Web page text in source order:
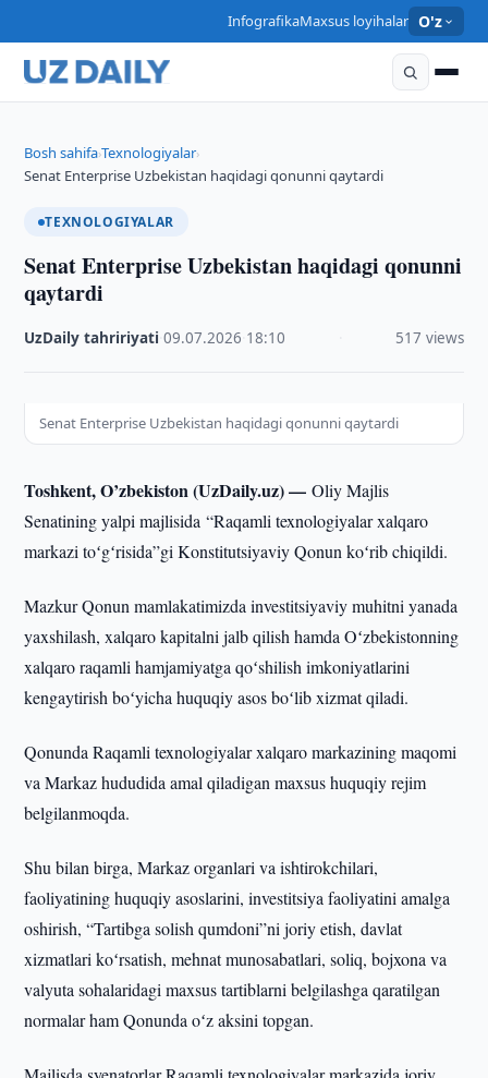
InfografikaMaxsus loyihalar O'z
Bosh sahifa›Texnologiyalar›
Senat Enterprise Uzbekistan haqidagi qonunni qaytardi
TEXNOLOGIYALAR
Senat Enterprise Uzbekistan haqidagi qonunni
qaytardi
UzDaily tahririyati ·09.07.2026 18:10 517 views
Senat Enterprise Uzbekistan haqidagi qonunni qaytardi
Toshkent, O’zbekiston (UzDaily.uz) —Oliy Majlis
Senatining yalpi majlisida “Raqamli texnologiyalar xalqaro
markazi toʻgʻrisida”gi Konstitutsiyaviy Qonun koʻrib chiqildi.
Mazkur Qonun mamlakatimizda investitsiyaviy muhitni yanada
yaxshilash, xalqaro kapitalni jalb qilish hamda Oʻzbekistonning
xalqaro raqamli hamjamiyatga qoʻshilish imkoniyatlarini
kengaytirish boʻyicha huquqiy asos boʻlib xizmat qiladi.
Qonunda Raqamli texnologiyalar xalqaro markazining maqomi
va Markaz hududida amal qiladigan maxsus huquqiy rejim
belgilanmoqda.
Shu bilan birga, Markaz organlari va ishtirokchilari,
faoliyatining huquqiy asoslarini, investitsiya faoliyatini amalga
oshirish, “Tartibga solish qumdoni”ni joriy etish, davlat
xizmatlari koʻrsatish, mehnat munosabatlari, soliq, bojxona va
valyuta sohalaridagi maxsus tartiblarni belgilashga qaratilgan
normalar ham Qonunda oʻz aksini topgan.